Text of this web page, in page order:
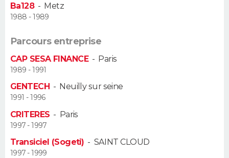
Dictionnaire
Biographies
Citations
Expressions
Proverbes
PROGRAMME TV
AVIS DE DÉCÈS
Bricolage
Lifestyle
Culture
Sport
Auto
Television
Voyage
Cinema
Ba128- Metz
1988 - 1989
Parcours entreprise
CAP SESA FINANCE- Paris
1989 - 1991
GENTECH - Neuilly sur seine
1991 - 1996
CRITERES - Paris
1997 - 1997
Transiciel (Sogeti) - SAINT CLOUD
1997 - 1999